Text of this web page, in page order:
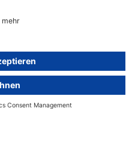
activeMind AG (Deutschland)
activeMind.ch (Schweiz)
activeMind.uk (Vereinigtes
Königreich)